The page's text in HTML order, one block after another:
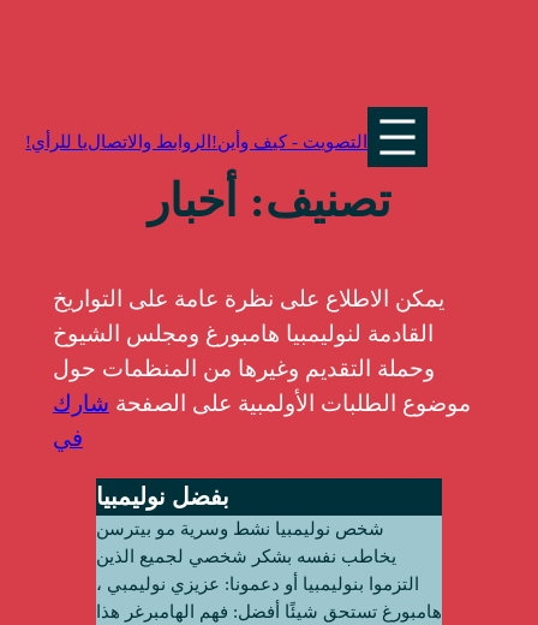
الروابط والاتصال!التصويت - كيف وأين
تصنيف: أخبار
يمكن الاطلاع على نظرة عامة على التواريخ
القادمة لنوليمبيا هامبورغ ومجلس الشيوخ
وحملة التقديم وغيرها من المنظمات حول
موضوع الطلبات الأولمبية على الصفحة شارك
في
بفضل نوليمبيا
شخص نوليمبيا نشط وسرية مو بيترسن
يخاطب نفسه بشكر شخصي لجميع الذين
التزموا بنوليمبيا أو دعمونا: عزيزي نوليمبي ،
هامبورغ تستحق شيئًا أفضل: فهم الهامبرغر هذا